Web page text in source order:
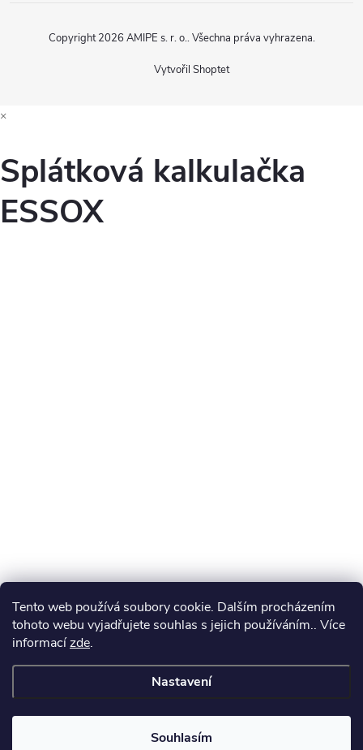
Tento web používá soubory cookie. Dalším procházením
tohoto webu vyjadřujete souhlas s jejich používáním.. Více
informacízde.
Nastavení
Souhlasím
Vytvořil Shoptet
Copyright 2026 AMIPE s. r. o.. Všechna práva vyhrazena.
×
Splátková kalkulačka
ESSOX